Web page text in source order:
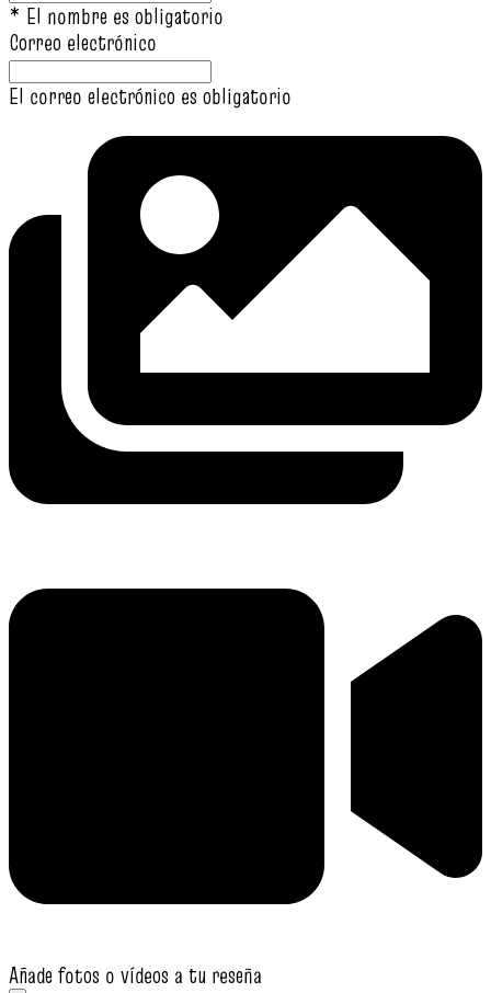
* El nombre es obligatorio
Correo electrónico
El correo electrónico es obligatorio
Añade fotos o vídeos a tu reseña